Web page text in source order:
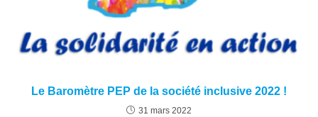
Le Baromètre PEP de la société inclusive 2022 !
31 mars 2022